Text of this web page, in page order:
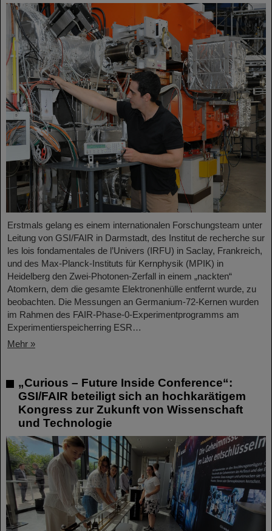
Erstmals gelang es einem internationalen Forschungsteam unter
Leitung von GSI/FAIR in Darmstadt, des Institut de recherche sur
les lois fondamentales de l’Univers (IRFU) in Saclay, Frankreich,
und des Max-Planck-Instituts für Kernphysik (MPIK) in
Heidelberg den Zwei-Photonen-Zerfall in einem „nackten“
Atomkern, dem die gesamte Elektronenhülle entfernt wurde, zu
beobachten. Die Messungen an Germanium-72-Kernen wurden
im Rahmen des FAIR-Phase-0-Experimentprogramms am
Experimentierspeicherring ESR…
Mehr »
„Curious – Future Inside Conference“:
GSI/FAIR beteiligt sich an hochkarätigem
Kongress zur Zukunft von Wissenschaft
und Technologie